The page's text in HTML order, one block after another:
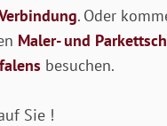
. Oder
Maler- und
besuchen.
Sie !